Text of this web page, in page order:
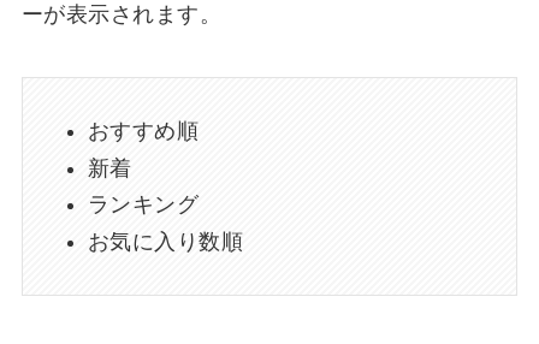
ーが表示されます。
おすすめ順
新着
ランキング
お気に入り数順